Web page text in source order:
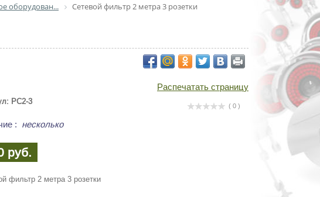
оборудован... Сетевой фильтр 2 метра 3 розетки
Распечатать страницу
( 0 )
PC2-3
: несколько
руб.
фильтр 2 метра 3 розетки